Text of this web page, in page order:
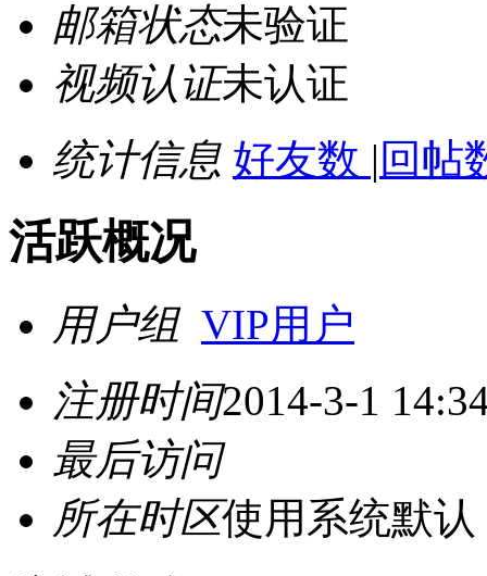
邮箱状态未验证
视频认证未认证
统计信息 好友数 | 回帖
活跃概况
用户组 VIP用户
注册时间2014-3-1
最后访问
所在时区使用系统默认